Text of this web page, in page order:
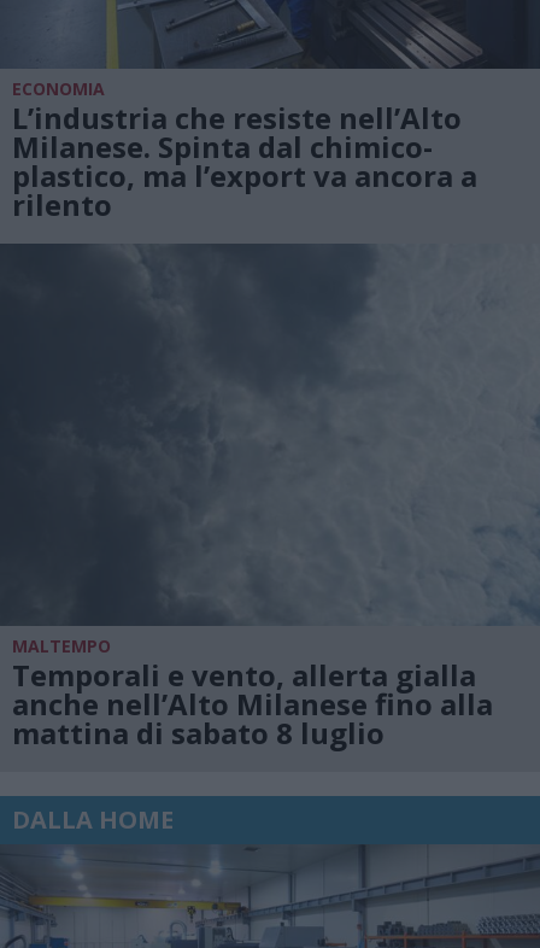
ECONOMIA
L’industria che resiste nell’Alto
Milanese. Spinta dal chimico-
plastico, ma l’export va ancora a
rilento
MALTEMPO
Temporali e vento, allerta gialla
anche nell’Alto Milanese fino alla
mattina di sabato 8 luglio
DALLA HOME